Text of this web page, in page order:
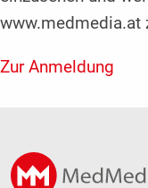
www.medmedia.at
Zur Anmeldung